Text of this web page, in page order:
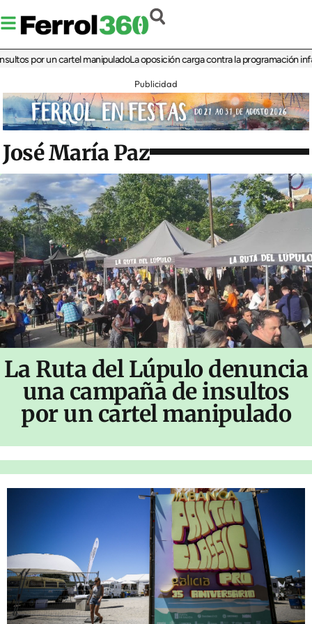
por un cartel manipuladoLa oposición carga contra la programación infantil
Publicidad
José María Paz
La Ruta del Lúpulo denuncia
una campaña de insultos
por un cartel manipulado